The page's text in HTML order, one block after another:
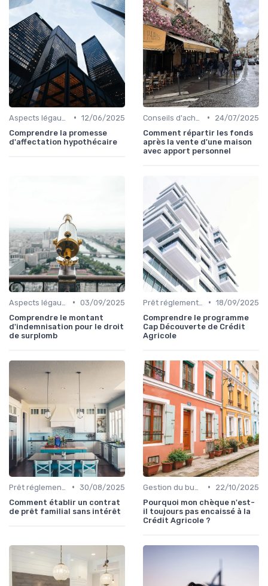
• 12/06/2025
Comprendre la promesse
d'affectation hypothécaire
•
24/07/2025
Comment répartir les fonds
après la vente d'une maison
avec apport personnel
• 03/09/2025
Comprendre le montant
d'indemnisation pour le droit
de surplomb
• 18/09/2025
Comprendre le programme
Cap Découverte de Crédit
Agricole
• 30/08/2025
Comment établir un contrat
de prêt familial sans intérêt
•
22/10/2025
Pourquoi mon chèque n'est-
il toujours pas encaissé à la
Crédit Agricole ?